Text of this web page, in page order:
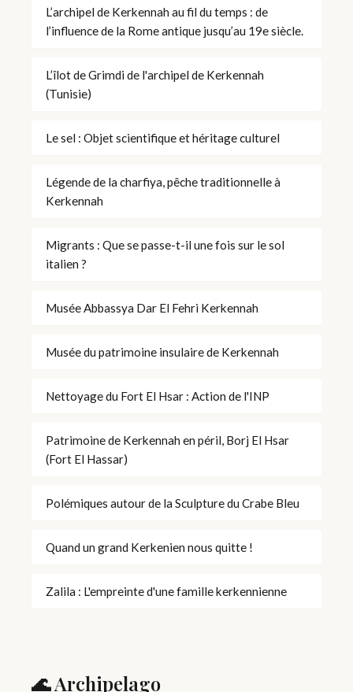
L’archipel de Kerkennah au fil du temps : de
l’influence de la Rome antique jusqu’au 19e siècle.
L’îlot de Grimdi de l'archipel de Kerkennah
(Tunisie)
Le sel : Objet scientifique et héritage culturel
Légende de la charfiya, pêche traditionnelle à
Kerkennah
Migrants : Que se passe-t-il une fois sur le sol
italien ?
Musée Abbassya Dar El Fehri Kerkennah
Musée du patrimoine insulaire de Kerkennah
Nettoyage du Fort El Hsar : Action de l'INP
Patrimoine de Kerkennah en péril, Borj El Hsar
(Fort El Hassar)
Polémiques autour de la Sculpture du Crabe Bleu
Quand un grand Kerkenien nous quitte !
Zalila : L'empreinte d'une famille kerkennienne
🌊 Archipelago